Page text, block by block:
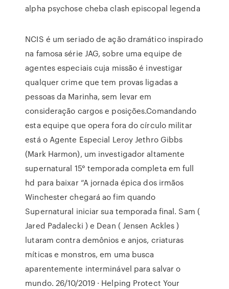
alpha psychose cheba clash episcopal legenda
NCIS é um seriado de ação dramático inspirado
na famosa série JAG, sobre uma equipe de
agentes especiais cuja missão é investigar
qualquer crime que tem provas ligadas a
pessoas da Marinha, sem levar em
consideração cargos e posições.Comandando
esta equipe que opera fora do círculo militar
está o Agente Especial Leroy Jethro Gibbs
(Mark Harmon), um investigador altamente
supernatural 15° temporada completa em full
hd para baixar “A jornada épica dos irmãos
Winchester chegará ao fim quando
Supernatural iniciar sua temporada final. Sam (
Jared Padalecki ) e Dean ( Jensen Ackles )
lutaram contra demônios e anjos, criaturas
míticas e monstros, em uma busca
aparentemente interminável para salvar o
mundo. 26/10/2019 · Helping Protect Your